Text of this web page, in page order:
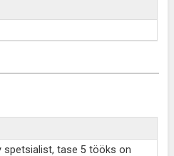
spetsialist, tase 5 tööks on